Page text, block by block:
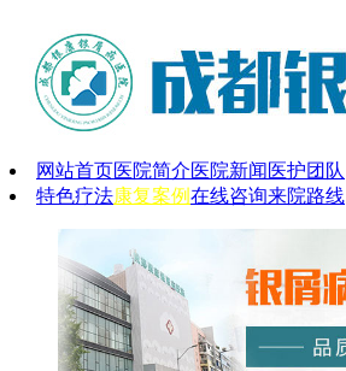
网站首页医院简介医院新闻 医护团队
特色疗法康复案例在线咨询来院路线